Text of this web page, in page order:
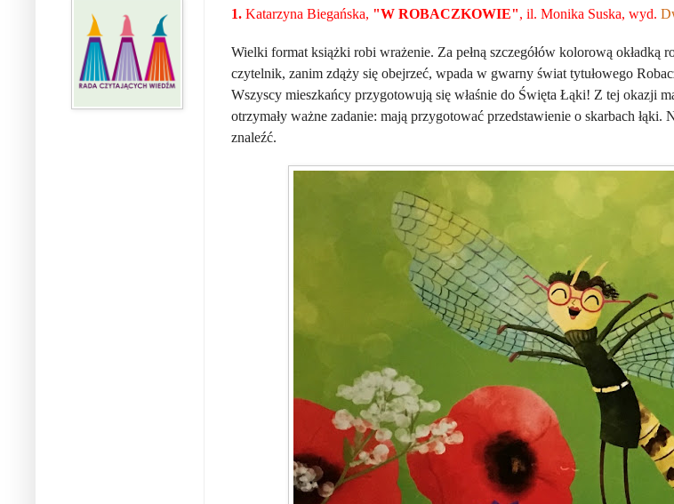
1. Katarzyna Biegańska, "W ROBACZKOWIE", il. Monika Suska, wyd.
Wielki format książki robi wrażenie. Za pełną szczegółów kolorową okładką
czytelnik, zanim zdąży się obejrzeć, wpada w gwarny świat tytułowego
Wszyscy mieszkańcy przygotowują się właśnie do Święta Łąki! Z tej okazji
otrzymały ważne zadanie: mają przygotować przedstawienie o skarbach łąki.
znaleźć.